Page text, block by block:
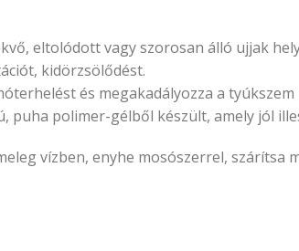
eltolódott vagy szorosan álló ujjak
kidörzsölődést.
és megakadályozza a tyúkszem
puha polimer-gélből készült, amely jól
vízben, enyhe mosószerrel,